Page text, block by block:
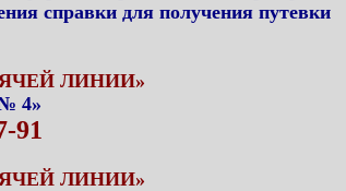
справки для получения путевки
ЛИНИИ»
4»
91
ЛИНИИ»